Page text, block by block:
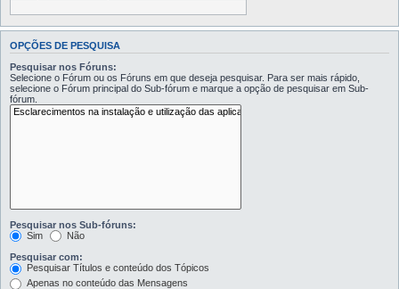
OPÇÕES DE PESQUISA
Pesquisar nos Fóruns:
Selecione o Fórum ou os Fóruns em que deseja pesquisar. Para ser mais rápido,
selecione o Fórum principal do Sub-fórum e marque a opção de pesquisar em Sub-
fórum.
Pesquisar nos Sub-fóruns:
Sim
Não
Pesquisar com:
Pesquisar Títulos e conteúdo dos Tópicos
Apenas no conteúdo das Mensagens